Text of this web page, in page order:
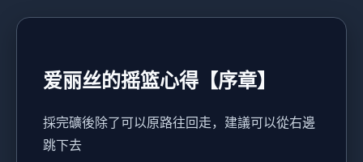
爱丽丝的摇篮心得【序章】
採完礦後除了可以原路往回走，建議可以從右邊
跳下去